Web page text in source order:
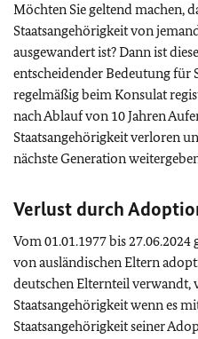
Möchten Sie geltend machen,
Staatsangehörigkeit von
ausgewandert ist? Dann ist
entscheidender Bedeutung für
regelmäßig beim Konsulat
nach Ablauf von 10 Jahren
Staatsangehörigkeit verloren
nächste Generation
Verlust durch
Vom 01.01.1977 bis
von ausländischen Eltern
deutschen Elternteil verwandt,
Staatsangehörigkeit wenn es
Staatsangehörigkeit seiner